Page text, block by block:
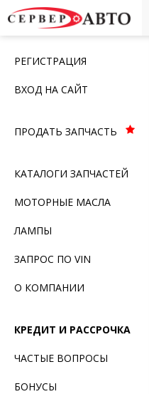
Меню
РЕГИСТРАЦИЯ
ВХОД НА САЙТ
ПРОДАТЬ ЗАПЧАСТЬ
КАТАЛОГИ ЗАПЧАСТЕЙ
МОТОРНЫЕ МАСЛА
ЛАМПЫ
ЗАПРОС ПО VIN
О КОМПАНИИ
КРЕДИТ И РАССРОЧКА
ЧАСТЫЕ ВОПРОСЫ
БОНУСЫ